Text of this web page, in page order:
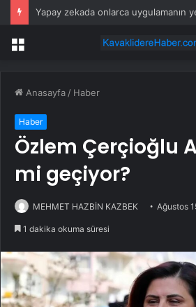
Menü
Anasayfa / Haber
Haber
Özlem Çerçioğlu
mi geçiyor?
MEHMET HAZBİN KAZBEK Ağustos
1 dakika okuma süresi